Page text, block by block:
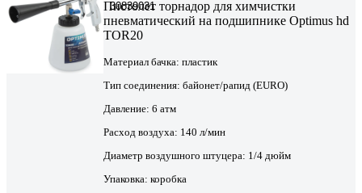
30839031
Пистолет торнадор для химчистки
пневматический на подшипнике Optimus hd
TOR20
Материал бачка: пластик
Тип соединения: байонет/рапид (EURO)
Давление: 6 атм
Расход воздуха: 140 л/мин
Диаметр воздушного штуцера: 1/4 дюйм
Упаковка: коробка